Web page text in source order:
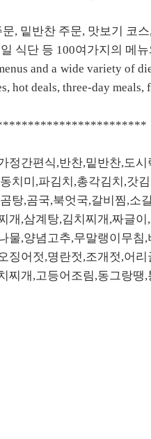
, 밑반찬 주문, 맛보기 코
식단 등 100여가지의 메
and a wide variety of
hot deals, three-day
정간편식,반찬,밑반찬,도
치미,파김치,총각김치,갓
탕,곰국,북엇국,갈비찜,
개,삼계탕,김치찌개,짜글
물,양념고추,무말랭이무
징어젓,명란젓,조개젓,어
찌개,고등어조림,동그랑